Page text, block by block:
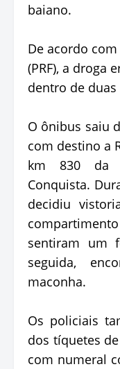
baiano.
De acordo
(PRF), a droga
dentro de
O ônibus saiu
com destino a
km 830 da
Conquista.
decidiu
sentiram um
seguida,
maconha.
Os policiais
dos tíquetes
com numeral